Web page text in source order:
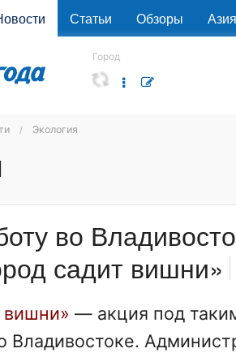
Статьи Обзоры Азия
Город
Экология
во
садит вишни»
вишни» — акция под
Владивостоке.